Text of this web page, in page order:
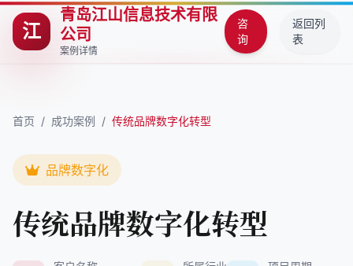
江
青岛江山信息技术有限
公司
案例详情
咨
询
返回列
表
首页 / 成功案例 / 传统品牌数字化转型
品牌数字化
传统品牌数字化转型